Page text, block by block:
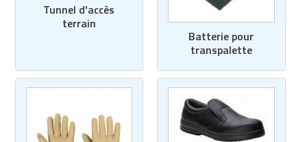
Tunnel d'accès
terrain
Batterie pour
transpalette